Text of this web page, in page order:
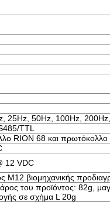
25Hz, 50Hz, 100Hz,
TTL
RION 68 και
12 VDC
M12 βιομηχανικής
του προϊόντος: 82g,
σε σχήμα L 20g